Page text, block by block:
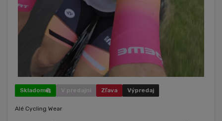
Skladom V predajni Zľava Výpredaj
Alé Cycling Wear